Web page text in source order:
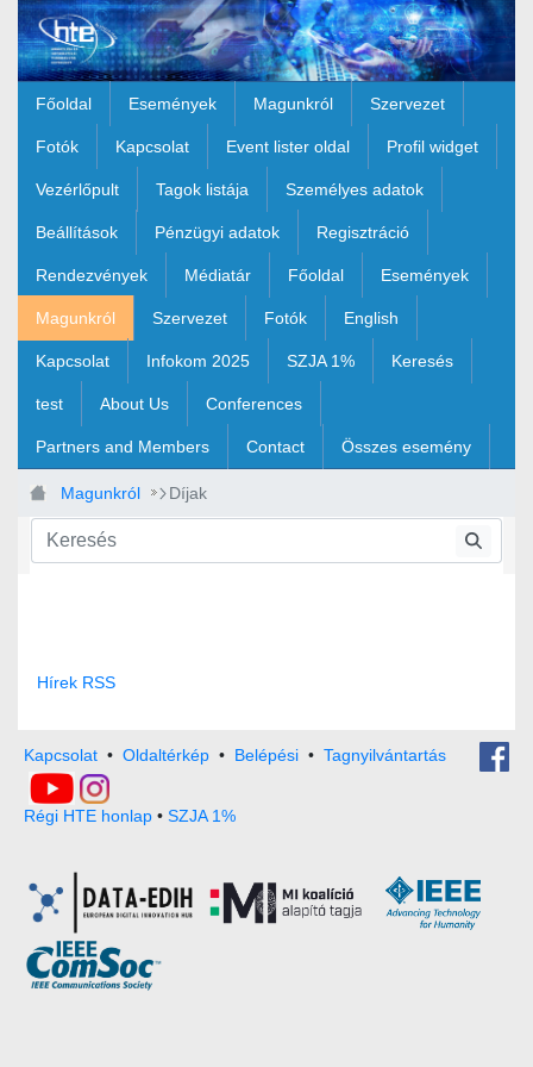
Ugrás a fő tartalomhoz
Főoldal Események Magunkról Szervezet
Fotók Kapcsolat Event lister oldal Profil widget
Vezérlőpult Tagok listája Személyes adatok
Beállítások Pénzügyi adatok Regisztráció
Rendezvények Médiatár Főoldal Események
Magunkról Szervezet Fotók English
Kapcsolat Infokom 2025 SZJA 1% Keresés
test About Us Conferences
Partners and Members Contact Összes esemény
Magunkról Díjak
Hírek RSS
Kapcsolat • Oldaltérkép • Belépési • Tagnyilvántartás
Régi HTE honlap • SZJA 1%